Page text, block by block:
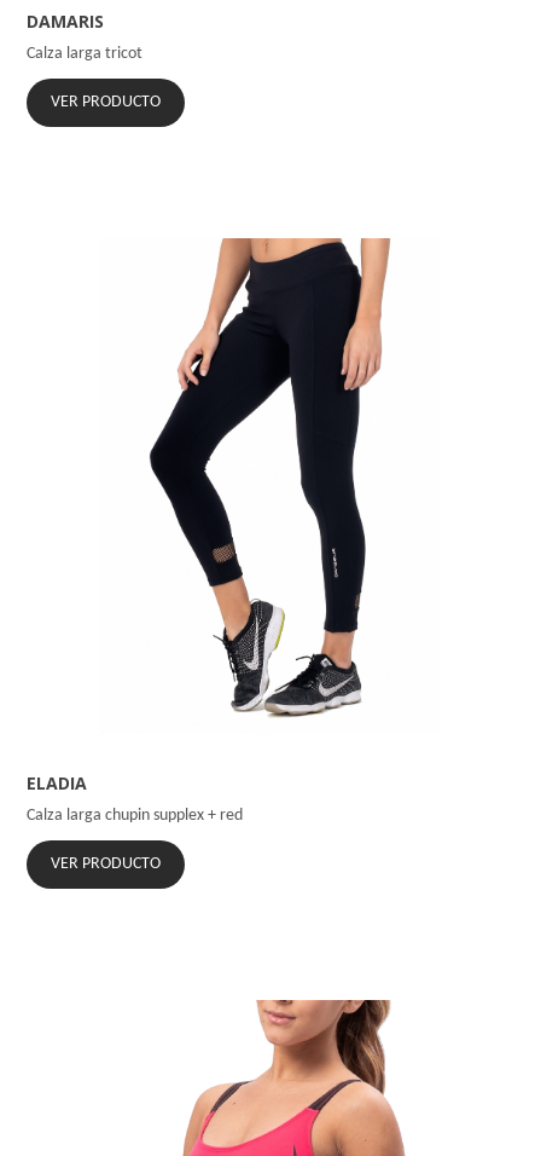
DAMARIS
Calza larga tricot
VER PRODUCTO
ELADIA
Calza larga chupin supplex + red
VER PRODUCTO